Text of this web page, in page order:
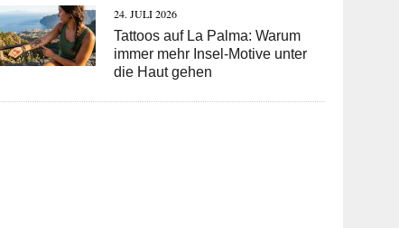
24. JULI 2026
Tattoos auf La Palma: Warum
immer mehr Insel-Motive unter
die Haut gehen